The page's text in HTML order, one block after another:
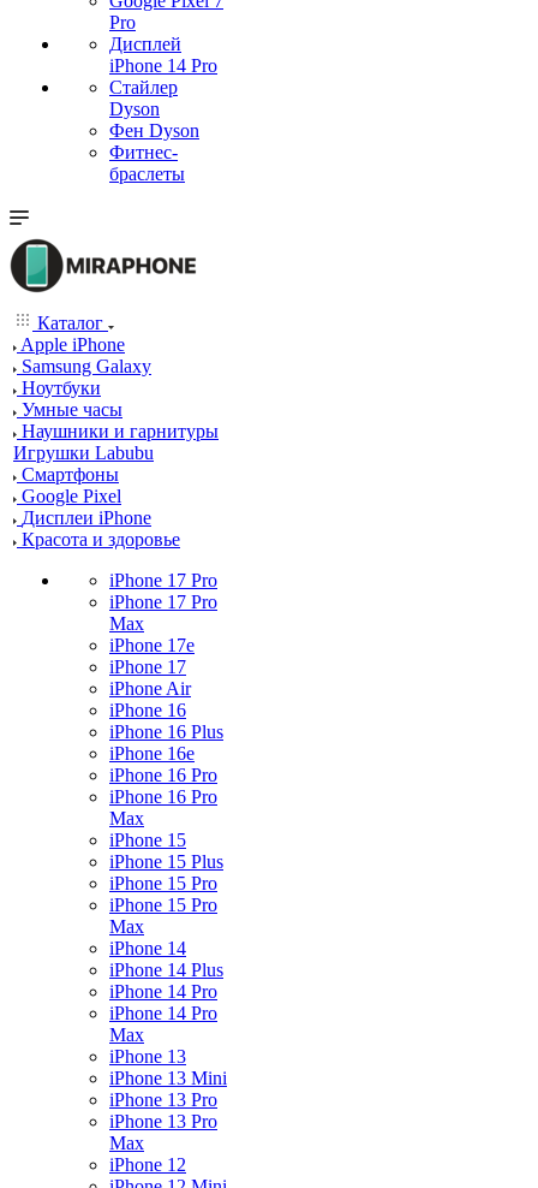
Pro
Дисплей
iPhone 14 Pro
Стайлер
Dyson
Фен Dyson
Фитнес-
браслеты
Каталог
Apple iPhone
Samsung Galaxy
Ноутбуки
Умные часы
Наушники и гарнитуры
Игрушки Labubu
Смартфоны
Google Pixel
Дисплеи iPhone
Красота и здоровье
iPhone 17 Pro
iPhone 17 Pro
Max
iPhone 17e
iPhone 17
iPhone Air
iPhone 16
iPhone 16 Plus
iPhone 16e
iPhone 16 Pro
iPhone 16 Pro
Max
iPhone 15
iPhone 15 Plus
iPhone 15 Pro
iPhone 15 Pro
Max
iPhone 14
iPhone 14 Plus
iPhone 14 Pro
iPhone 14 Pro
Max
iPhone 13
iPhone 13 Mini
iPhone 13 Pro
iPhone 13 Pro
Max
iPhone 12